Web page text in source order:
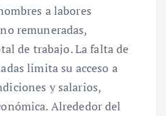
a labores
remuneradas,
de trabajo. La falta de
limita su acceso a
y salarios,
Alrededor del